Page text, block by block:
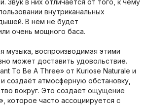
Звук в них отличается от того, к чему
внутриканальных
В нём не будет
очень мощного баса.
музыка, воспроизводимая этими
может доставить удовольствие.
To Be A Three» от Kuriose Naturale и
создаёт атмосферную обстановку,
вокруг. Это создаёт ощущение
которое часто ассоциируется с